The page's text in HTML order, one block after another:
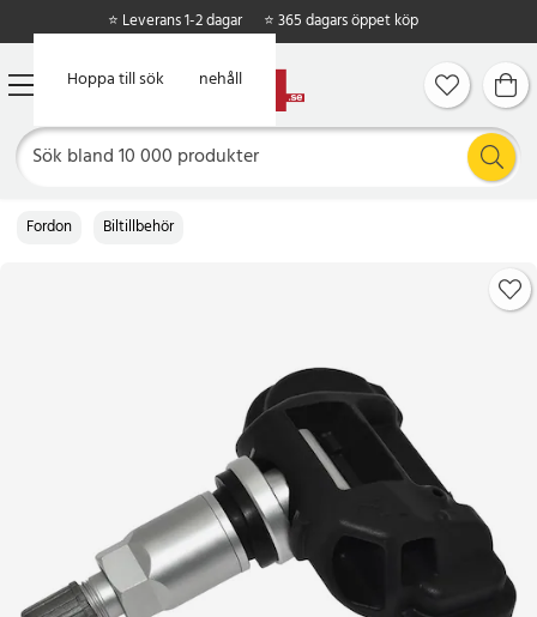
Hoppa till huvudinnehåll
Hoppa till sök
⭐ Leverans 1-2 dagar ⭐ 365 dagars öppet köp
Fordon Biltillbehör